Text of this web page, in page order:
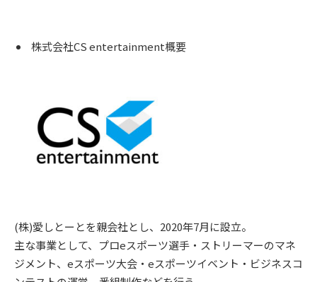
株式会社CS entertainment概要
(株)愛しとーとを親会社とし、2020年7月に設立。
主な事業として、プロeスポーツ選手・ストリーマーのマネ
ジメント、eスポーツ大会・eスポーツイベント・ビジネスコ